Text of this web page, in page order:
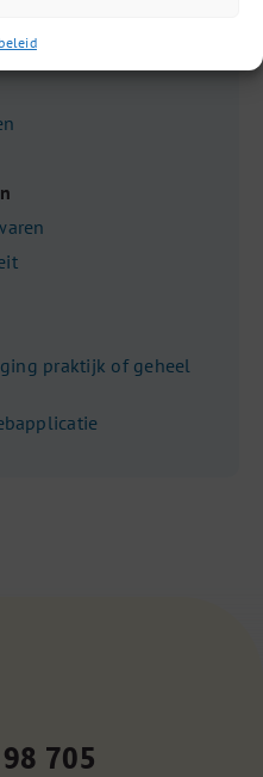
NPG en NPPV
praktijk of geheel
705